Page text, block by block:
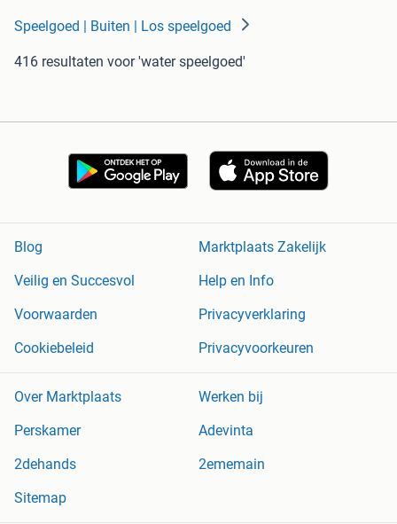
Speelgoed | Buiten | Los speelgoed
416 resultaten voor 'water speelgoed'
Blog
Marktplaats Zakelijk
Veilig en Succesvol
Help en Info
Voorwaarden
Privacyverklaring
Cookiebeleid
Privacyvoorkeuren
Over Marktplaats
Werken bij
Perskamer
Adevinta
2dehands
2ememain
Sitemap